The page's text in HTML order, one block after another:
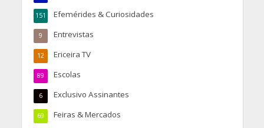
Efemérides & Curiosidades
151
Entrevistas
9
Ericeira TV
12
Escolas
89
Exclusivo Assinantes
6
Feiras & Mercados
69